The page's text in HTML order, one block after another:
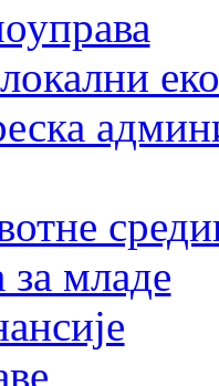
за младе